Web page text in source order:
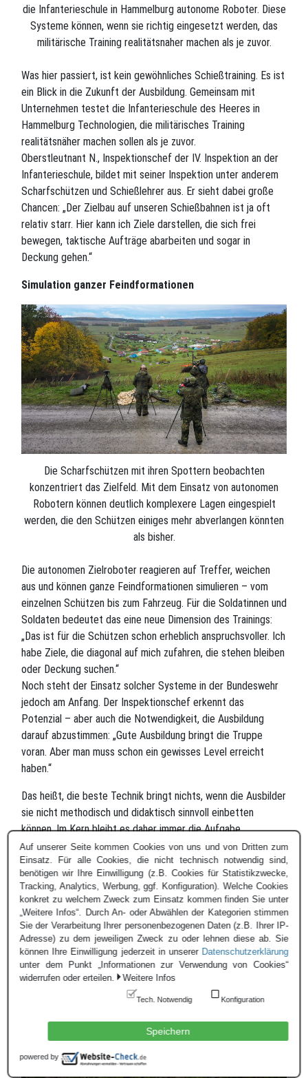
die Infanterieschule in Hammelburg autonome Roboter. Diese
Systeme können, wenn sie richtig eingesetzt werden, das
militärische Training realitätsnaher machen als je zuvor.
Was hier passiert, ist kein gewöhnliches Schießtraining. Es ist
ein Blick in die Zukunft der Ausbildung. Gemeinsam mit
Unternehmen testet die Infanterieschule des Heeres in
Hammelburg Technologien, die militärisches Training
realitätsnäher machen sollen als je zuvor.
Oberstleutnant N., Inspektionschef der IV. Inspektion an der
Infanterieschule, bildet mit seiner Inspektion unter anderem
Scharfschützen und Schießlehrer aus. Er sieht dabei große
Chancen: „Der Zielbau auf unseren Schießbahnen ist ja oft
relativ starr. Hier kann ich Ziele darstellen, die sich frei
bewegen, taktische Aufträge abarbeiten und sogar in
Deckung gehen.“
Simulation ganzer Feindformationen
Die Scharfschützen mit ihren Spottern beobachten
konzentriert das Zielfeld. Mit dem Einsatz von autonomen
Robotern können deutlich komplexere Lagen eingespielt
werden, die den Schützen einiges mehr abverlangen könnten
als bisher.
Die autonomen Zielroboter reagieren auf Treffer, weichen
aus und können ganze Feindformationen simulieren – vom
einzelnen Schützen bis zum Fahrzeug. Für die Soldatinnen und
Soldaten bedeutet das eine neue Dimension des Trainings:
„Das ist für die Schützen schon erheblich anspruchsvoller. Ich
habe Ziele, die diagonal auf mich zufahren, die stehen bleiben
oder Deckung suchen.“
Noch steht der Einsatz solcher Systeme in der Bundeswehr
jedoch am Anfang. Der Inspektionschef erkennt das
Potenzial – aber auch die Notwendigkeit, die Ausbildung
darauf abzustimmen: „Gute Ausbildung bringt die Truppe
voran. Aber man muss schon ein gewisses Level erreicht
haben.“
Das heißt, die beste Technik bringt nichts, wenn die Ausbilder
sie nicht methodisch und didaktisch sinnvoll einbetten
können. Im Kern bleibt es daher immer die Aufgabe
erfahrenen und motivierten Ausbildungspersonals, die
moderne Technik gewinnbringend zu integrieren.
Was die Technik kann
Auf unserer Seite kommen Cookies von uns und von Dritten zum
Einsatz. Für alle Cookies, die nicht technisch notwendig sind,
benötigen wir Ihre Einwilligung (z.B. Cookies für Statistikzwecke,
Tracking, Analytics, Werbung, ggf. Konfiguration). Welche Cookies
konkret zu welchem Zweck zum Einsatz kommen finden Sie unter
„Weitere Infos“. Durch An- oder Abwählen der Kategorien stimmen
Sie der Verarbeitung Ihrer personenbezogenen Daten (z.B. Ihrer IP-
Adresse) zu dem jeweiligen Zweck zu oder lehnen diese ab. Sie
können Ihre Einwilligung jederzeit in unserer Datenschutzerklärung
unter dem Punkt „Informationen zur Verwendung von Cookies“
widerrufen oder erteilen. Weitere Infos
Tech. Notwendig Konfiguration
Speichern
powered by